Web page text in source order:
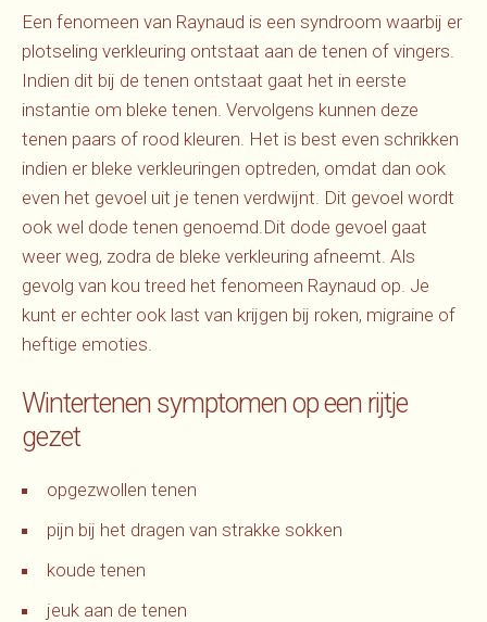
Een fenomeen van Raynaud is een syndroom waarbij er
plotseling verkleuring ontstaat aan de tenen of vingers.
Indien dit bij de tenen ontstaat gaat het in eerste
instantie om bleke tenen. Vervolgens kunnen deze
tenen paars of rood kleuren. Het is best even schrikken
indien er bleke verkleuringen optreden, omdat dan ook
even het gevoel uit je tenen verdwijnt. Dit gevoel wordt
ook wel dode tenen genoemd.Dit dode gevoel gaat
weer weg, zodra de bleke verkleuring afneemt. Als
gevolg van kou treed het fenomeen Raynaud op. Je
kunt er echter ook last van krijgen bij roken, migraine of
heftige emoties.
Wintertenen symptomen op een rijtje
gezet
opgezwollen tenen
pijn bij het dragen van strakke sokken
koude tenen
jeuk aan de tenen